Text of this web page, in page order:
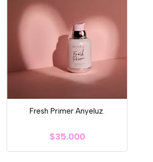
Fresh Primer Anyeluz.
$35.000